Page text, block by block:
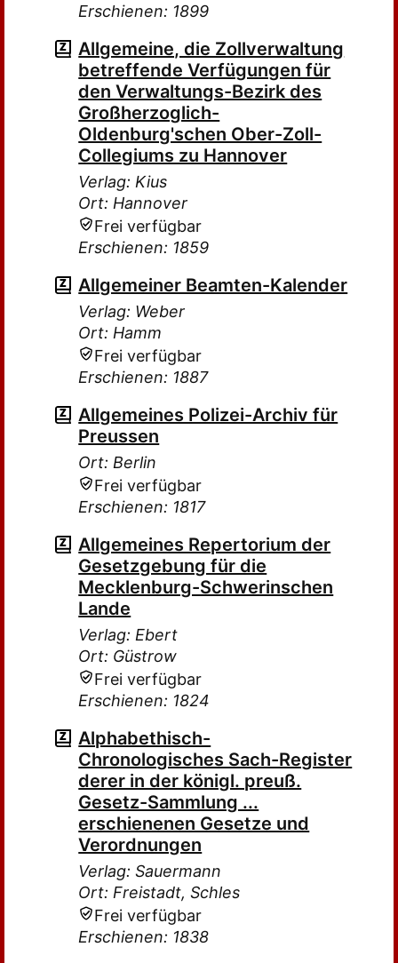
Erschienen: 1899
Allgemeine, die Zollverwaltung
betreffende Verfügungen für
den Verwaltungs-Bezirk des
Großherzoglich-
Oldenburg'schen Ober-Zoll-
Collegiums zu Hannover
Verlag: Kius
Ort: Hannover
Frei verfügbar
Erschienen: 1859
Allgemeiner Beamten-Kalender
Verlag: Weber
Ort: Hamm
Frei verfügbar
Erschienen: 1887
Allgemeines Polizei-Archiv für
Preussen
Ort: Berlin
Frei verfügbar
Erschienen: 1817
Allgemeines Repertorium der
Gesetzgebung für die
Mecklenburg-Schwerinschen
Lande
Verlag: Ebert
Ort: Güstrow
Frei verfügbar
Erschienen: 1824
Alphabethisch-
Chronologisches Sach-Register
derer in der königl. preuß.
Gesetz-Sammlung ...
erschienenen Gesetze und
Verordnungen
Verlag: Sauermann
Ort: Freistadt, Schles
Frei verfügbar
Erschienen: 1838